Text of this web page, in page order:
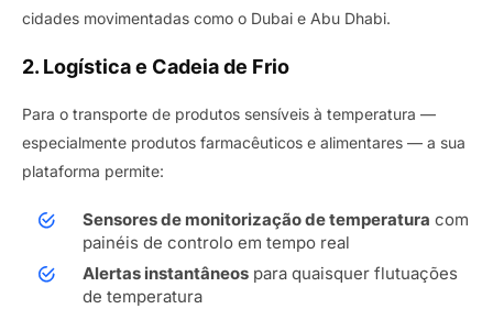
cidades movimentadas como o Dubai e Abu Dhabi.
2. Logística e Cadeia de Frio
Para o transporte de produtos sensíveis à temperatura —
especialmente produtos farmacêuticos e alimentares — a sua
plataforma permite:
Sensores de monitorização de temperatura com
painéis de controlo em tempo real
Alertas instantâneos para quaisquer flutuações
de temperatura